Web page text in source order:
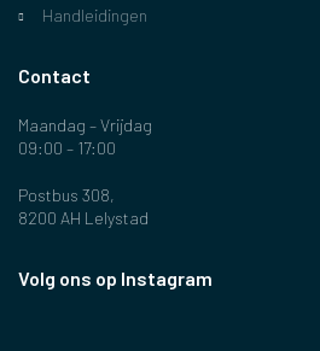
Handleidingen
Contact
Maandag – Vrijdag
09:00 – 17:00
Postbus 308,
8200 AH Lelystad
Volg ons op Instagram